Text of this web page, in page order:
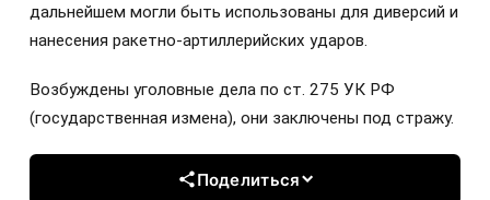
дальнейшем могли быть использованы для диверсий и
нанесения ракетно-артиллерийских ударов.
Возбуждены уголовные дела по ст. 275 УК РФ
(государственная измена), они заключены под стражу.
Поделиться